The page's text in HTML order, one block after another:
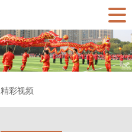
精彩视频